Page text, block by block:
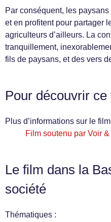
Par conséquent, les
et en profitent pour partager
agriculteurs d’ailleurs. La
tranquillement,
fils de paysans, et des vers
Pour découvrir ce
Plus d’informations sur le
Film soutenu par Voir &
Le film dans la
société
Thématiques :